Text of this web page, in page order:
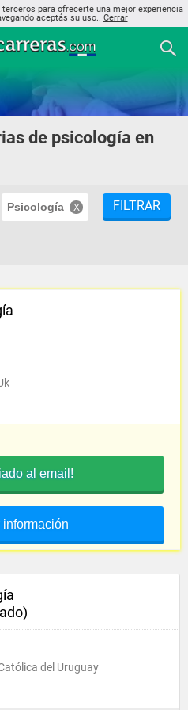
para ofrecerte una mejor experiencia
aceptás su uso.. Cerrar
de psicología en
Psicología FILTRAR
al email!
del Uruguay